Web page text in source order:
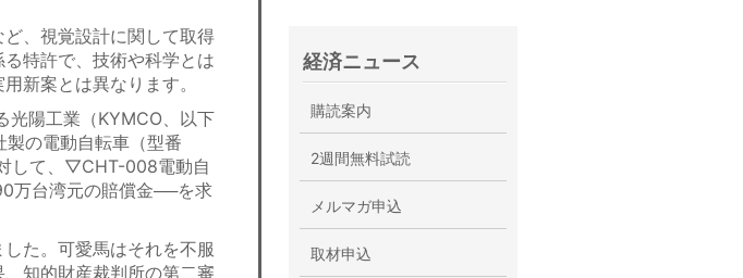
、視覚設計に関して取得
特許で、技術や科学とは
新案とは異なります。
陽工業（KYMCO、以下
製の電動自転車（型番
して、▽CHT-008電動自
万台湾元の賠償金──を求
た。可愛馬はそれを不服
知的財産裁判所の第二審
経済ニュース
購読案内
2週間無料試読
メルマガ申込
取材申込